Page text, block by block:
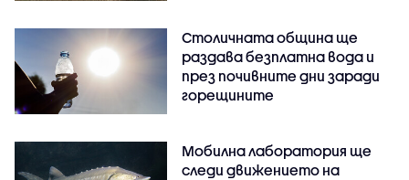
Столичната община ще
раздава безплатна вода и
през почивните дни заради
горещините
Мобилна лаборатория ще
следи движението на